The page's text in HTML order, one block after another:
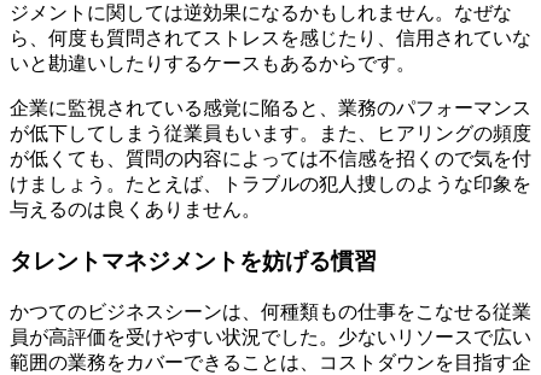
ジメントに関しては逆効果になるかもしれません。なぜな
ら、何度も質問されてストレスを感じたり、信用されていな
いと勘違いしたりするケースもあるからです。
企業に監視されている感覚に陥ると、業務のパフォーマンス
が低下してしまう従業員もいます。また、ヒアリングの頻度
が低くても、質問の内容によっては不信感を招くので気を付
けましょう。たとえば、トラブルの犯人捜しのような印象を
与えるのは良くありません。
タレントマネジメントを妨げる慣習
かつてのビジネスシーンは、何種類もの仕事をこなせる従業
員が高評価を受けやすい状況でした。少ないリソースで広い
範囲の業務をカバーできることは、コストダウンを目指す企